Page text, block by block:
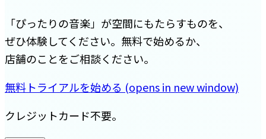
「ぴったりの音楽」が空間にもたらすものを、
ぜひ体験してください。無料で始めるか、
店舗のことをご相談ください。
無料トライアルを始める (opens in new window)
クレジットカード不要。